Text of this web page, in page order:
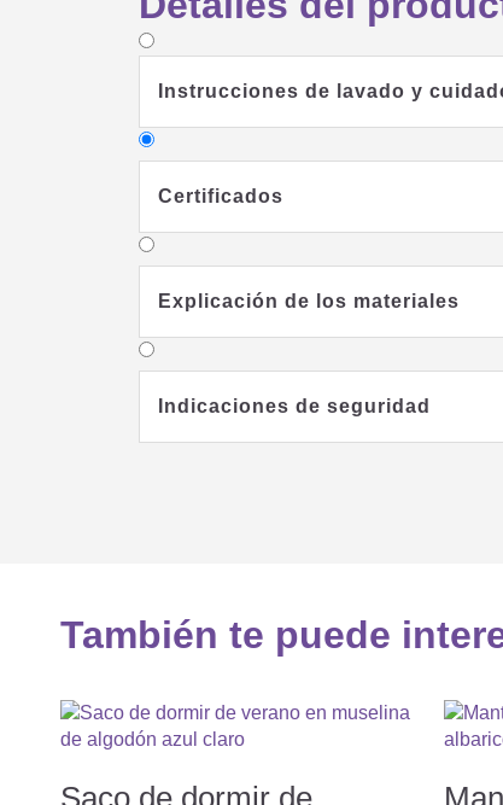
Instrucciones de lavado y
Certificados
Explicación de los materiales
Indicaciones de seguridad
También te puede
Saco de dormir de